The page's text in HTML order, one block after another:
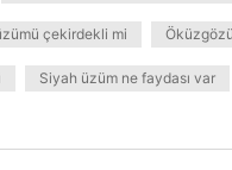
çekirdekli mi
Siyah üzüm ne faydası var